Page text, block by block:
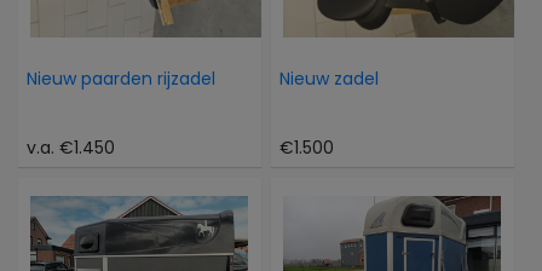
Nieuw paarden rijzadel
v.a. €1.450
Nieuw zadel
€1.500